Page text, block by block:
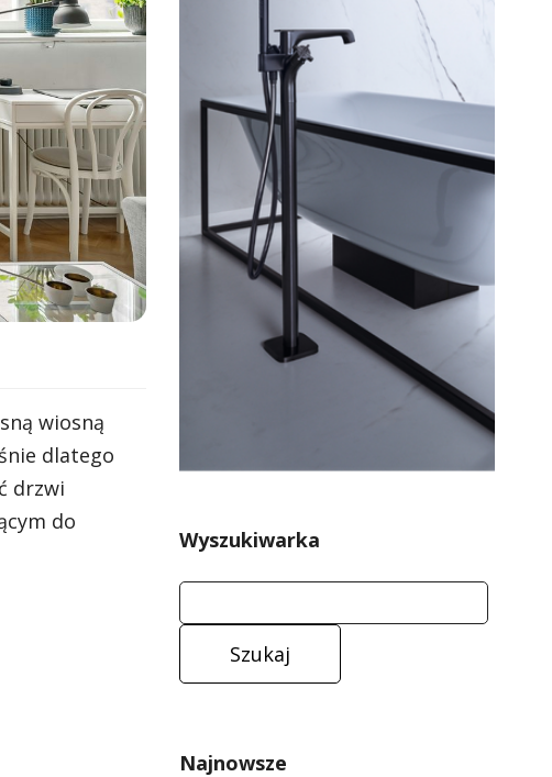
wiosną
dlatego
drzwi
do
Wyszukiwarka
Najnowsze